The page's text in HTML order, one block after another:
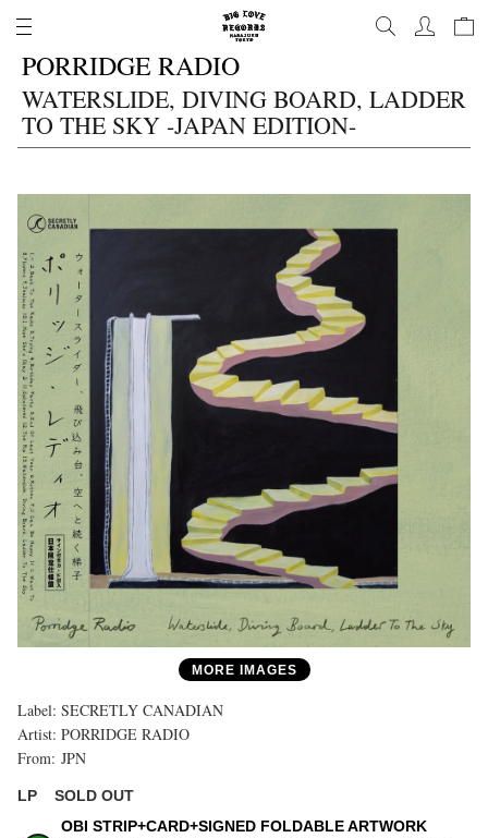
PORRIDGE RADIO
WATERSLIDE, DIVING BOARD, LADDER
TO THE SKY -JAPAN EDITION-
MORE IMAGES
Label: SECRETLY CANADIAN
Artist: PORRIDGE RADIO
From: JPN
LP
SOLD OUT
OBI STRIP+CARD+SIGNED FOLDABLE ARTWORK